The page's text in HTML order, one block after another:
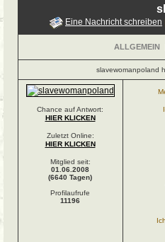
Eine Nachricht schreiben
ALLGEMEIN
slavewomanpoland
Chance auf Antwort:
HIER KLICKEN
Zuletzt Online:
HIER KLICKEN
Mitglied seit:
01.06.2008
(6640 Tagen)
Profilaufrufe
11196